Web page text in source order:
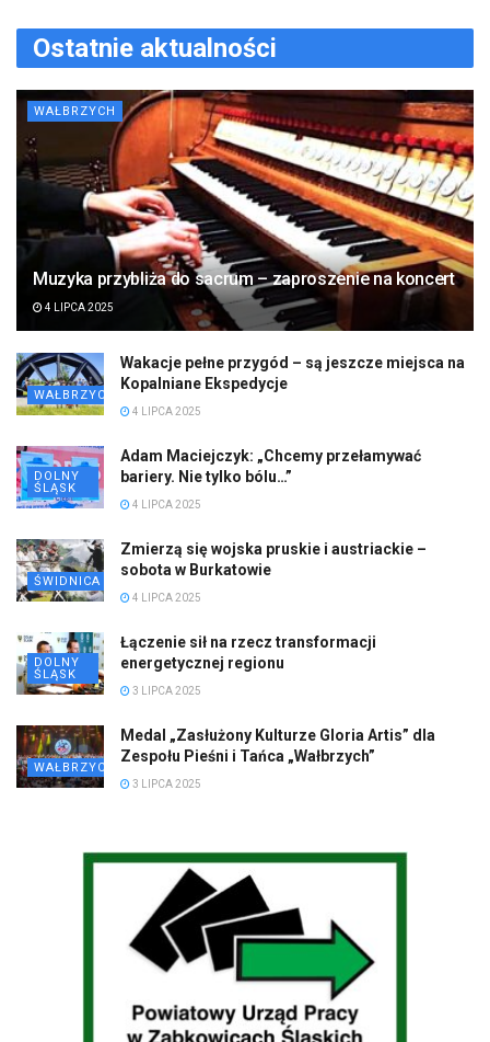
Ostatnie aktualności
WAŁBRZYCH
Muzyka przybliża do sacrum – zaproszenie na koncert
4 LIPCA 2025
WAŁBRZYCH
Wakacje pełne przygód – są jeszcze miejsca na
Kopalniane Ekspedycje
4 LIPCA 2025
DOLNY
ŚLĄSK
Adam Maciejczyk: „Chcemy przełamywać
bariery. Nie tylko bólu…”
4 LIPCA 2025
ŚWIDNICA
Zmierzą się wojska pruskie i austriackie –
sobota w Burkatowie
4 LIPCA 2025
DOLNY
ŚLĄSK
Łączenie sił na rzecz transformacji
energetycznej regionu
3 LIPCA 2025
WAŁBRZYCH
Medal „Zasłużony Kulturze Gloria Artis” dla
Zespołu Pieśni i Tańca „Wałbrzych”
3 LIPCA 2025